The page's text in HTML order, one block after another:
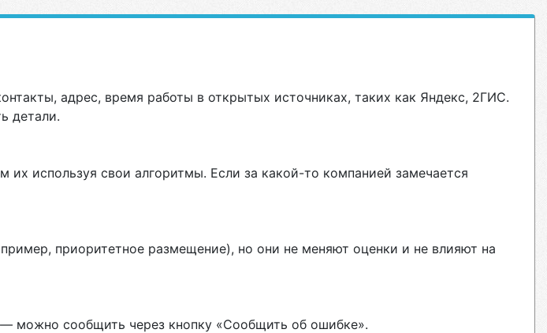
адрес, время работы в открытых источниках, таких как Яндекс, 2ГИС.
детали.
используя свои алгоритмы. Если за какой-то компанией замечается
приоритетное размещение), но они не меняют оценки и не влияют на
сообщить через кнопку «Сообщить об ошибке».